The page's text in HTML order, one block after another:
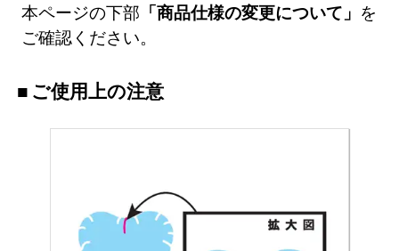
本ページの下部 「商品仕様の変更について」 を
ご確認ください。
ご使用上の注意